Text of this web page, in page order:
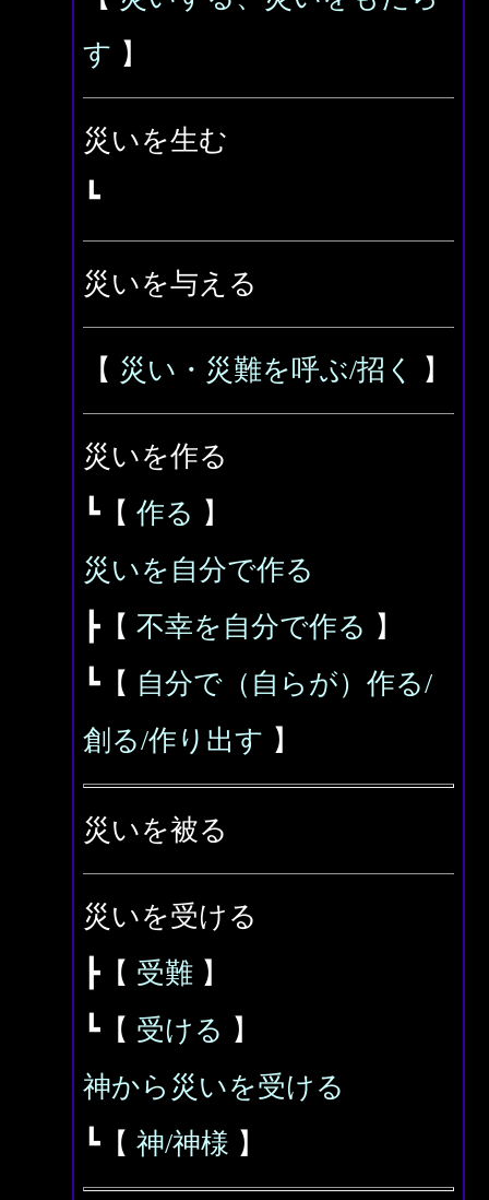
す 】
災いを生む
┗
災いを与える
【 災い・災難を呼ぶ/招く 】
災いを作る
┗【 作る 】
災いを自分で作る
┣【 不幸を自分で作る 】
┗【 自分で（自らが）作る/
創る/作り出す 】
災いを被る
災いを受ける
┣【 受難 】
┗【 受ける 】
神から災いを受ける
┗【 神/神様 】